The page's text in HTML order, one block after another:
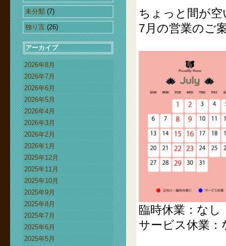
未分類 (7)
独り言 (26)
アーカイブ
2026年8月
2026年7月
2026年6月
2026年5月
2026年4月
2026年3月
2026年2月
2026年1月
2025年12月
2025年11月
2025年10月
2025年9月
2025年8月
2025年7月
2025年6月
2025年5月
ちょっと間が
7月の営業のご
臨時休業：なし
サービス休業：